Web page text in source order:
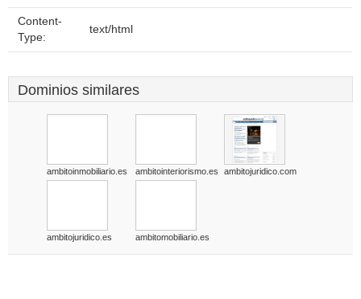
Content-
Type:
text/html
Dominios similares
ambitoinmobiliario.es ambitointeriorismo.es ambitojuridico.com
ambitojuridico.es ambitomobiliario.es